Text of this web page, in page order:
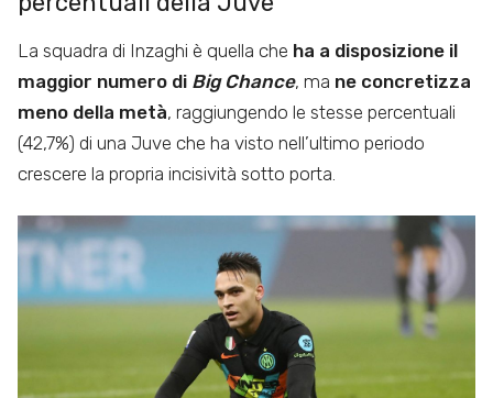
La squadra di Inzaghi è quella che ha a disposizione il
maggior numero di Big Chance, ma ne concretizza
meno della metà, raggiungendo le stesse percentuali
(42,7%) di una Juve che ha visto nell’ultimo periodo
crescere la propria incisività sotto porta.